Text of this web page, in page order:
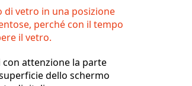
di vetro in una posizione
perché con il tempo
il vetro.
attenzione la parte
dello schermo